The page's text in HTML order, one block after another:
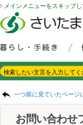
メインメニューをスキップ
一つ前に見ていたページ
お問い合わせ